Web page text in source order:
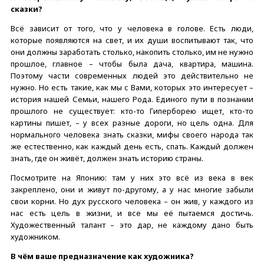
сказки?
Всё зависит от того, что у человека в голове. Есть люди,
которые появляются на свет, и их души воспитывают так, что
они должны заработать столько, накопить столько, им не нужно
прошлое, главное – чтобы была дача, квартира, машина.
Поэтому части современных людей это действительно не
нужно. Но есть такие, как мы с Вами, которых это интересует –
история нашей Семьи, нашего Рода. Единого пути в познании
прошлого не существует: кто-то Гиперборею ищет, кто-то
картины пишет, – у всех разные дороги, но цель одна. Для
нормального человека знать сказки, мифы своего народа так
же естественно, как каждый день есть, спать. Каждый должен
знать, где он живёт, должен знать историю страны.
Посмотрите на Японию: там у них это всё из века в век
закреплено, они и живут по-другому, а у нас многие забыли
свои корни. Но дух русского человека – он жив, у каждого из
нас есть цель в жизни, и все мы её пытаемся достичь.
Художественный талант – это дар, не каждому дано быть
художником.
В чём ваше предназначение как художника?